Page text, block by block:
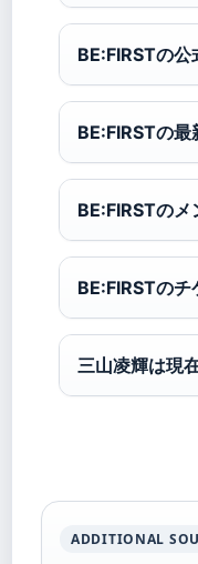
BE:FIRSTの
BE:FIRSTの最
BE:FIRSTのメ
BE:FIRSTのチ
三山凌輝は現
ADDITIONAL